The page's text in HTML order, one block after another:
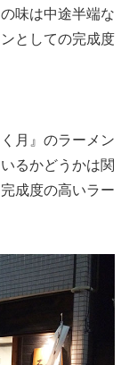
味は中途半端な
としての完成度
月』のラーメン
るかどうかは関
成度の高いラー